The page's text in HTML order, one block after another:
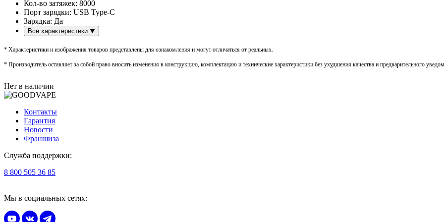
Кол-во затяжек: 8000
Порт зарядки: USB Type-C
Зарядка: Да
Все характеристики
* Характеристики и изображения товаров представлены для ознакомления и могут отличаться от реальных.
* Производитель оставляет за собой право вносить изменения в конструкцию, комплектацию и технические характеристики без ухудшения качества и предварительного
Нет в наличии
Контакты
Гарантия
Новости
Франшиза
Служба поддержки:
8 800 505 36 85
Мы в социальных сетях: